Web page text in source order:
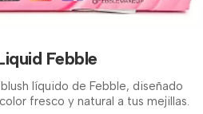
Febble
líquido de Febble, diseñado
fresco y natural a tus mejillas.